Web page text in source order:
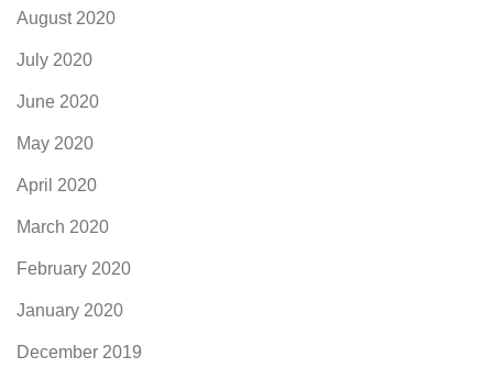
August 2020
July 2020
June 2020
May 2020
April 2020
March 2020
February 2020
January 2020
December 2019